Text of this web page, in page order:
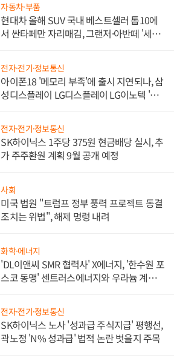
자동차·부품
현대차 올해 SUV 국내 베스트셀러 톱10에
서 싼타페만 자리매김, 그랜저·아반떼 '세단
전자·전기·정보통신
아이폰18 '메모리 부족'에 출시 지연되나, 삼
성디스플레이 LG디스플레이 LG이노텍 '탈
전자·전기·정보통신
SK하이닉스 1주당 375원 현금배당 실시, 추
가 주주환원 계획 9월 공개 예정
사회
미국 법원 "트럼프 정부 풍력 프로젝트 동결
조치는 위법", 해제 명령 내려
화학·에너지
'DL이앤씨 SMR 협력사' X에너지, '한수원 포
스코 동맹' 센트러스에너지와 우라늄 계약
전자·전기·정보통신
SK하이닉스 노사 '성과급 주식지급' 평행선,
곽노정 'N% 성과급' 법적 논란 벗을지 주목